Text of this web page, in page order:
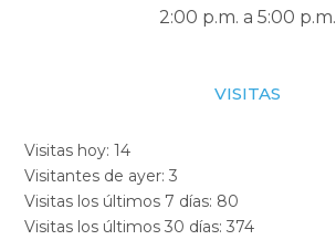
2:00 p.m. a 5:00 p.m.
VISITAS
Visitas hoy:14
Visitantes de ayer:3
Visitas los últimos 7 días: 80
Visitas los últimos 30 días:374